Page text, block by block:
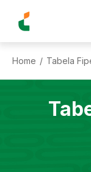
Home / Tabela